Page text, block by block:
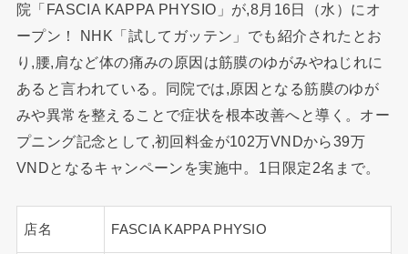
院「FASCIA KAPPA PHYSIO」が,8月16日（水）にオ
ープン！ NHK「試してガッテン」でも紹介されたとお
り,腰,肩など体の痛みの原因は筋膜のゆがみやねじれに
あると言われている。同院では,原因となる筋膜のゆが
みや異常を整えることで症状を根本改善へと導く。オー
プニング記念として,初回料金が102万VNDから39万
VNDとなるキャンペーンを実施中。1日限定2名まで。
店名 FASCIA KAPPA PHYSIO